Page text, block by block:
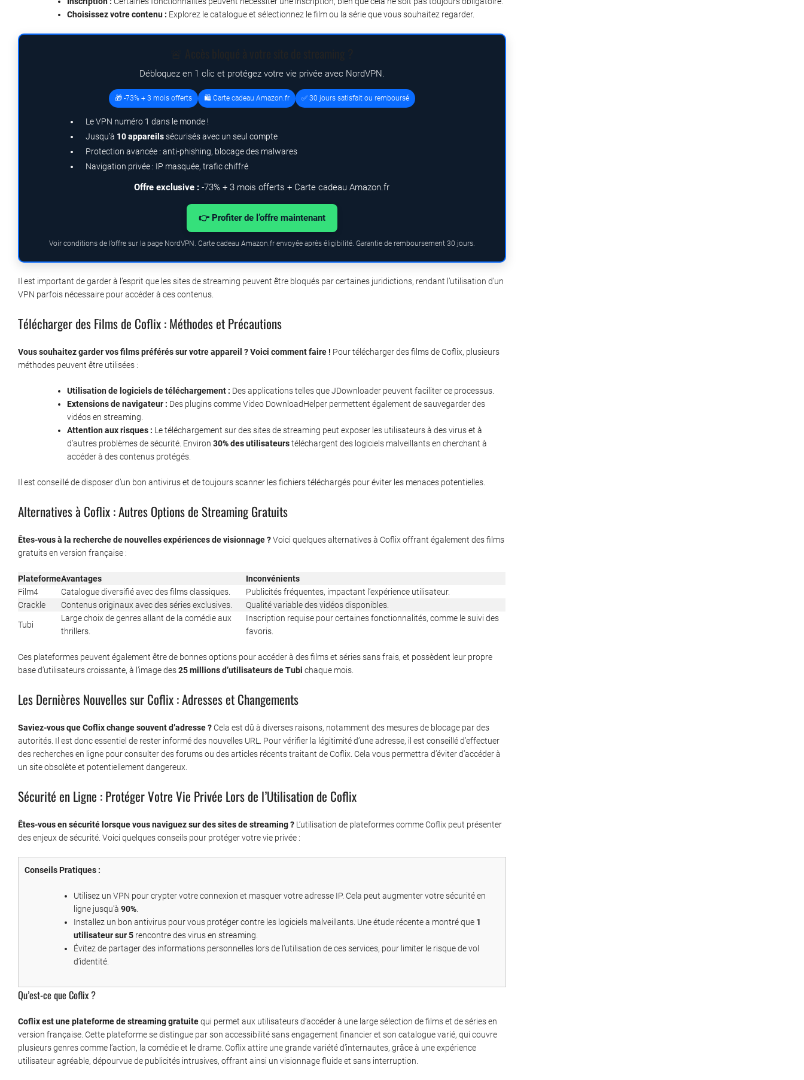
Choisissez votre contenu : Explorez le catalogue et sélectionnez le film ou la série que vous souhaitez regarder.
Débloquez en 1 clic et protégez votre vie privée avec NordVPN.
🎁 -73% + 3 mois offerts 🛍️ Carte cadeau Amazon.fr ✅ 30 jours satisfait ou remboursé
Le VPN numéro 1 dans le monde !
Jusqu’à 10 appareilssécurisés avec un seul compte
Protection avancée : anti-phishing, blocage des malwares
Navigation privée : IP masquée, trafic chiffré
Offre exclusive : -73% + 3 mois offerts + Carte cadeau Amazon.fr
👉 Profiter de l’offre maintenant
Voir conditions de l’offre sur la page NordVPN. Carte cadeau Amazon.fr envoyée après éligibilité. Garantie de remboursement 30 jours.
Il est important de garder à l’esprit que les sites de streaming peuvent être bloqués par certaines juridictions, rendant l’utilisation d’un
VPN parfois nécessaire pour accéder à ces contenus.
Télécharger des Films de Coflix : Méthodes et Précautions
Vous souhaitez garder vos films préférés sur votre appareil ? Voici comment faire ! Pour télécharger des films de Coflix, plusieurs
méthodes peuvent être utilisées :
Utilisation de logiciels de téléchargement : Des applications telles que JDownloader peuvent faciliter ce processus.
Extensions de navigateur : Des plugins comme Video DownloadHelper permettent également de sauvegarder des
vidéos en streaming.
Attention aux risques : Le téléchargement sur des sites de streaming peut exposer les utilisateurs à des virus et à
d’autres problèmes de sécurité. Environ 30% des utilisateurstéléchargent des logiciels malveillants en cherchant à
accéder à des contenus protégés.
Il est conseillé de disposer d’un bon antivirus et de toujours scanner les fichiers téléchargés pour éviter les menaces potentielles.
Alternatives à Coflix : Autres Options de Streaming Gratuits
Êtes-vous à la recherche de nouvelles expériences de visionnage ?Voici quelques alternatives à Coflix offrant également des films
gratuits en version française :
PlateformeAvantages
Inconvénients
Film4
Catalogue diversifié avec des films classiques.
Publicités fréquentes, impactant l’expérience utilisateur.
Crackle
Contenus originaux avec des séries exclusives. Qualité variable des vidéos disponibles.
Tubi
Large choix de genres allant de la comédie aux
thrillers.
Inscription requise pour certaines fonctionnalités, comme le suivi des
favoris.
Ces plateformes peuvent également être de bonnes options pour accéder à des films et séries sans frais, et possèdent leur propre
base d’utilisateurs croissante, à l’image des25 millions d’utilisateurs de Tubi chaque mois.
Les Dernières Nouvelles sur Coflix : Adresses et Changements
Saviez-vous que Coflix change souvent d’adresse ? Cela est dû à diverses raisons, notamment des mesures de blocage par des
autorités. Il est donc essentiel de rester informé des nouvelles URL. Pour vérifier la légitimité d’une adresse, il est conseillé d’effectuer
des recherches en ligne pour consulter des forums ou des articles récents traitant de Coflix. Cela vous permettra d’éviter d’accéder à
un site obsolète et potentiellement dangereux.
Sécurité en Ligne : Protéger Votre Vie Privée Lors de l’Utilisation de Coflix
Êtes-vous en sécurité lorsque vous naviguez sur des sites de streaming ? L’utilisation de plateformes comme Coflix peut présenter
des enjeux de sécurité. Voici quelques conseils pour protéger votre vie privée :
Conseils Pratiques :
Utilisez un VPN pour crypter votre connexion et masquer votre adresse IP. Cela peut augmenter votre sécurité en
ligne jusqu’à 90%.
Installez un bon antivirus pour vous protéger contre les logiciels malveillants. Une étude récente a montré que 1
utilisateur sur 5 rencontre des virus en streaming.
Évitez de partager des informations personnelles lors de l’utilisation de ces services, pour limiter le risque de vol
d’identité.
Qu’est-ce que Coflix ?
Coflix est une plateforme de streaming gratuitequi permet aux utilisateurs d’accéder à une large sélection de films et de séries en
version française. Cette plateforme se distingue par son accessibilité sans engagement financier et son catalogue varié, qui couvre
plusieurs genres comme l’action, la comédie et le drame. Coflix attire une grande variété d’internautes, grâce à une expérience
utilisateur agréable, dépourvue de publicités intrusives, offrant ainsi un visionnage fluide et sans interruption.